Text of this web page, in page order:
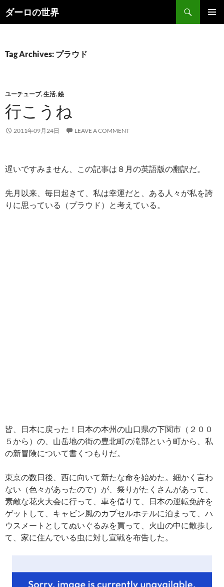
Skip
toダーロの世界
Search
Tag Archives: プラウド
ユーチューブ,生活,絵
行こうね
2011年09月24日 LEAVE A COMMENT
遅いですみません、この記事は８月の英語版の翻訳だ。
先月以来、毎日起きて、私は幸運だと、ある人々が私を誇
りに思っている（プラウド）と考えている。
皆、日本に戻った！日本の本州の山口県の下関市（２００
５から）の、山岳地の街の豊北町の滝部という町から、私
の新冒険について書くつもりだ。
東京の数日後、西に向いて新たな命を始めた。細かく言わ
ない（色々があったので）が、祭りがたくさんがあって、
素敵な花火大会に行って、車を借りて、日本の運転免許を
ゲットして、キャビン風のカプセルホテルに泊まって、ハ
ウスメートとしてぬいぐるみを買って、火山の中に散歩し
て、家に住んでいる虫に対し宣戦を布告した。